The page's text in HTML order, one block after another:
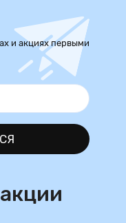
и акциях первыми